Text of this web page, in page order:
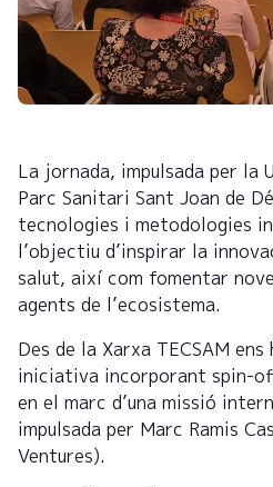
La jornada, impulsada per la
Parc Sanitari Sant Joan de
tecnologies i metodologies
l’objectiu d’inspirar la
salut, així com fomentar
agents de l’ecosistema.
Des de la Xarxa TECSAM
iniciativa incorporant spin-
en el marc d’una missió
impulsada per Marc Ramis
Ventures).